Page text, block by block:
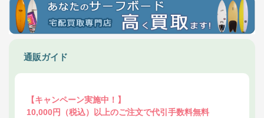
通販ガイド
【キャンペーン実施中！】
10,000円（税込）以上のご注文で代引手数料無料